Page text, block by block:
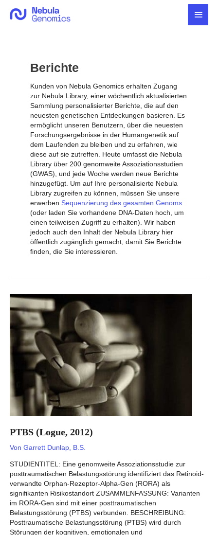
Inhalt
Berichte
Kunden von Nebula Genomics erhalten Zugang
zur Nebula Library, einer wöchentlich aktualisierten
Sammlung personalisierter Berichte, die auf den
neuesten genetischen Entdeckungen basieren. Es
ermöglicht unseren Benutzern, über die neuesten
Forschungsergebnisse in der Humangenetik auf
dem Laufenden zu bleiben und zu erfahren, wie
diese auf sie zutreffen. Heute umfasst die Nebula
Library über 200 genomweite Assoziationsstudien
(GWAS), und jede Woche werden neue Berichte
hinzugefügt. Um auf Ihre personalisierte Nebula
Library zugreifen zu können, müssen Sie unsere
erwerben Sequenzierung des gesamten Genoms
(oder laden Sie vorhandene DNA-Daten hoch, um
einen teilweisen Zugriff zu erhalten). Wir haben
jedoch auch den Inhalt der Nebula Library hier
öffentlich zugänglich gemacht, damit Sie Berichte
finden, die Sie interessieren.
PTBS (Logue, 2012)
Von Garrett Dunlap, B.S.
STUDIENTITEL: Eine genomweite Assoziationsstudie zur
posttraumatischen Belastungsstörung identifiziert das Retinoid-
verwandte Orphan-Rezeptor-Alpha-Gen (RORA) als
signifikanten Risikostandort ZUSAMMENFASSUNG: Varianten
im RORA-Gen sind mit einer posttraumatischen
Belastungsstörung (PTBS) verbunden. BESCHREIBUNG:
Posttraumatische Belastungsstörung (PTBS) wird durch
Störungen der kognitiven, emotionalen und